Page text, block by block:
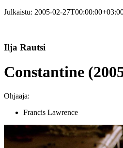
Julkaistu: 2005-02-
Ilja Rautsi
Constantine
Ohjaaja:
Francis Lawrence